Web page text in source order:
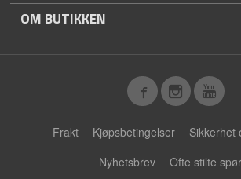
OM BUTIKKEN
Frakt Kjøpsbetingelser
Sikkerhet
Nyhetsbrev
Ofte stilte